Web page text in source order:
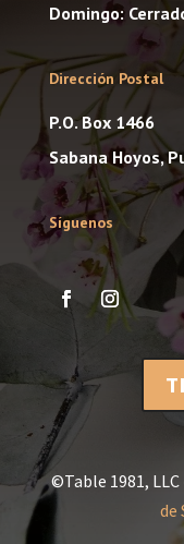
Domingo:
Dirección Postal
P.O. Box 1466
Sabana Hoyos,
Síguenos
©Table 1981, LLC
de